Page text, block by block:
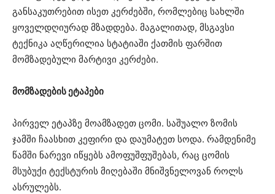
განსაკუთრებით ისეთ კერძებში, რომლებიც სახლში
ყოველდღიურად მზადდება. მაგალითად, მსგავსი
ტექნიკა აღწერილია სტატიაში ქათმის ფარშით
მომზადებული მარტივი კერძები⁠.
მომზადების ეტაპები
პირველ ეტაპზე მოამზადეთ ცომი. საშუალო ზომის
ჯამში ჩაასხით კეფირი და დაუმატეთ სოდა. რამდენიმე
წამში ნარევი იწყებს ამოფუშფუშებას, რაც ცომის
მსუბუქი ტექსტურის მიღებაში მნიშვნელოვან როლს
ასრულებს.